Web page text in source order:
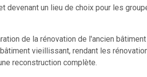
devenant un lieu de choix pour les
de la rénovation de l'ancien
vieillissant, rendant les
reconstruction complète.